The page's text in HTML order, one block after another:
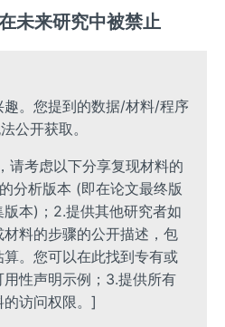
未来研究中被禁止
。您提到的数据/材料/程序
公开获取。
请考虑以下分享复现材料的
分析版本 (即在论文最终版
本)；2.提供其他研究者如
料的步骤的公开描述，包
。您可以在此找到专有或
性声明示例；3.提供所有
访问权限。]